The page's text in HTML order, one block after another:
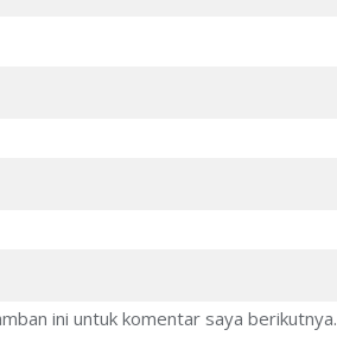
ini untuk komentar saya berikutnya.